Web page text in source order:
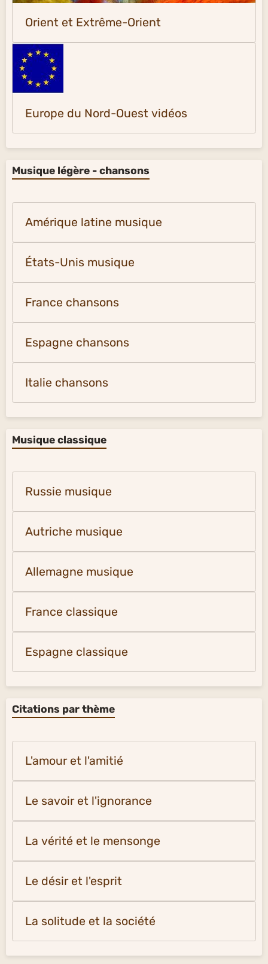
Orient et Extrême-Orient
Europe du Nord-Ouest vidéos
Musique légère - chansons
Amérique latine musique
États-Unis musique
France chansons
Espagne chansons
Italie chansons
Musique classique
Russie musique
Autriche musique
Allemagne musique
France classique
Espagne classique
Citations par thème
L'amour et l'amitié
Le savoir et l'ignorance
La vérité et le mensonge
Le désir et l'esprit
La solitude et la société